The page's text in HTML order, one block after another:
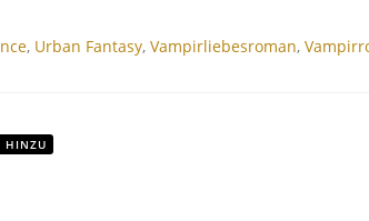
, Urban Fantasy, Vampirliebesroman,
HINZU